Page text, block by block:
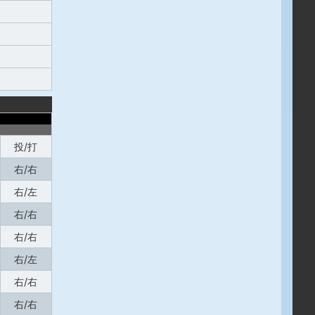
投/打
右/右
右/左
右/右
右/右
右/左
右/右
右/右